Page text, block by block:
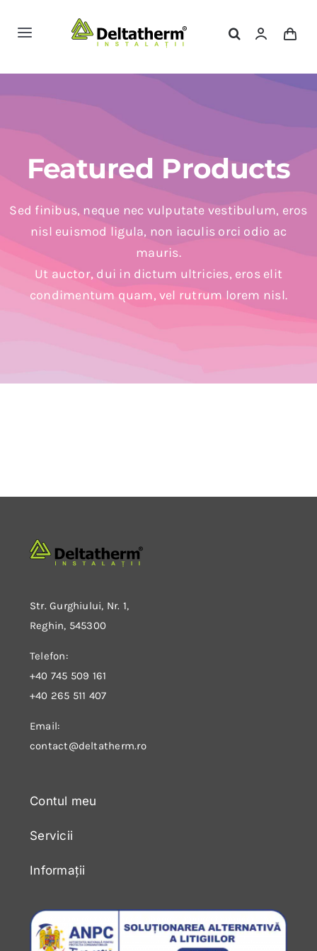
Toggle
Magazin Online
Portofoliu
Contact
Featured Products
Sed finibus, neque nec vulputate vestibulum, eros
nisl euismod ligula, non iaculis orci odio ac
mauris.
Ut auctor, dui in dictum ultricies, eros elit
condimentum quam, vel rutrum lorem nisl.
Str. Gurghiului, Nr. 1,
Reghin, 545300
Telefon:
+40 745 509 161
+40 265 511 407
Email:
contact@deltatherm.ro
Contul meu
Servicii
Informații